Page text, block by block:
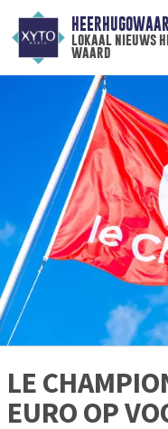
lokaal nieuws
waard
LE
EURO OP